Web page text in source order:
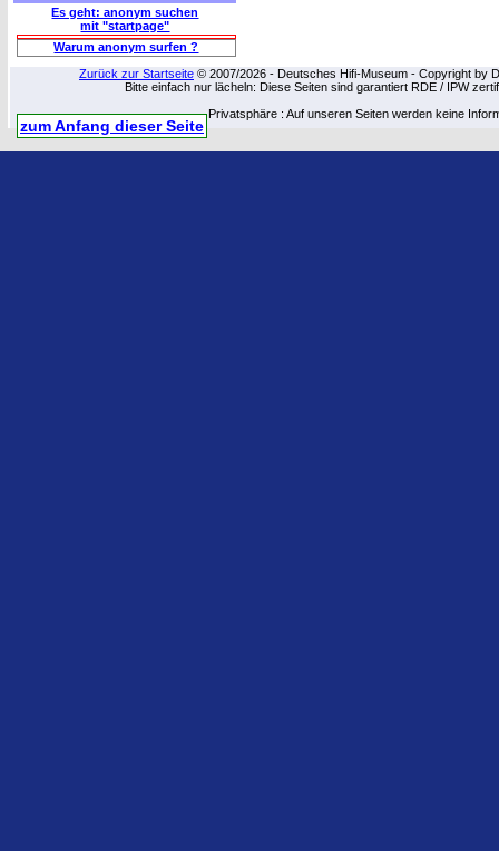
Es geht: anonym suchen
mit "startpage"
Warum anonym surfen ?
Zurück zur Startseite © 2007/2026 - Deutsches Hifi-Museum - Copyright by
Bitte einfach nur lächeln: Diese Seiten sind garantiert RDE / IPW
Privatsphäre : Auf unseren Seiten werden keine
zum Anfang dieser Seite